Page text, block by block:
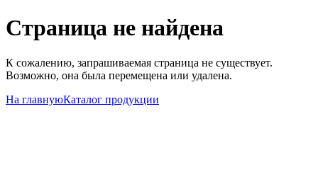
Страница не найдена
К сожалению, запрашиваемая страница не существует.
Возможно, она была перемещена или удалена.
На главнуюКаталог продукции